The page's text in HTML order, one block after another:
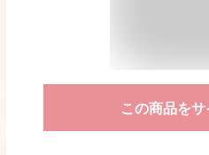
この商品を